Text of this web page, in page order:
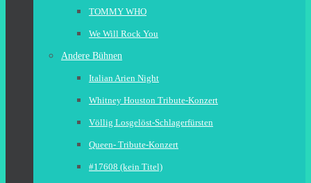
TOMMY WHO
We Will Rock You
Andere Bühnen
Italian Arien Night
Whitney Houston Tribute-Konzert
Völlig Losgelöst-Schlagerfürsten
Queen- Tribute-Konzert
#17608 (kein Titel)